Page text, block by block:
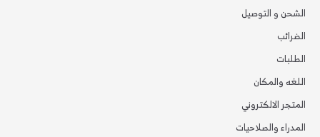
الشحن و التوصيل
الضرائب
الطلبات
اللغه والمكان
المتجر الالكتروني
المدراء والصلاحيات